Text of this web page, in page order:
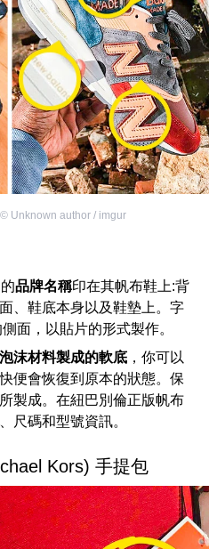
© Unknown author / imgur
品牌名稱印在其帆布鞋上:背
、鞋底本身以及鞋墊上。字
面，以貼片的形式製作。
沫材料製成的軟底 ，你可以
便會恢復到原本的狀態。保
製成。在紐巴別倫正版帆布
尺碼和型號資訊。
Kors) 手提包